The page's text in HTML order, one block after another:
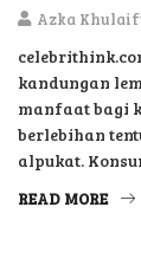
Azka
kandungan
manfaat bagi
berlebihan
alpukat.
READ MORE